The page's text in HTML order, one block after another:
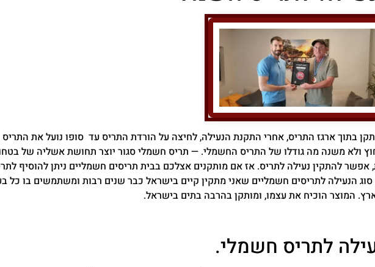
בתוך ארגז התריס, אחרי התקנת הנעילה, לחיצה על הורדת התריס עד סופו נועל את
ולא משנה מה גודלו של התריס החשמלי. — תריס חשמלי סגור יוצר תחושת אשליה של
להתקין נעילה לתריס. אז אם מותקנים אצלכם בבית תריסים חשמליים ניתן להוסיף
הנעילה לתריסים חשמליים שאני מתקין קיים בישראל כבר שנים רבות ומשתמשים בו כל
המוצר הוכיח את עצמו, ומותקן בהרבה בתים בישראל.
לתריס חשמלי.